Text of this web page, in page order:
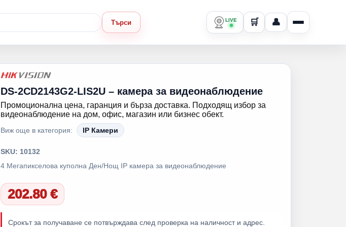
Търси LIVE 🛒 👤
DS-2CD2143G2-LIS2U – камера за видеонаблюдение
Промоционална цена, гаранция и бърза доставка. Подходящ избор за
видеонаблюдение на дом, офис, магазин или бизнес обект.
Виж още в категория: IP Камери
SKU: 10132
4 Мегапикселова куполна Ден/Нощ IP камера за видеонаблюдение
202.80 €
Срокът за получаване се потвърждава след проверка на наличност и адрес.